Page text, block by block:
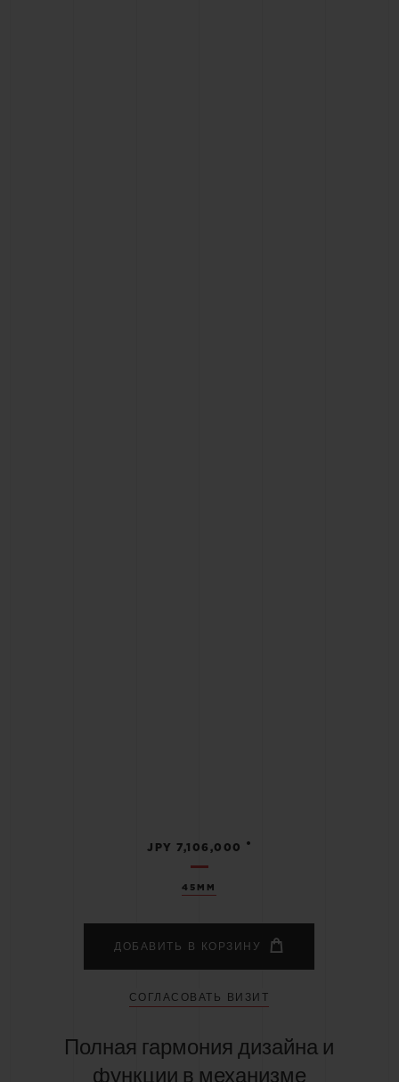
45MM
JPY 7,106,000 •
ДОБАВИТЬ В КОРЗИНУ
СОГЛАСОВАТЬ ВИЗИТ
Полная гармония дизайна и
функции в механизме